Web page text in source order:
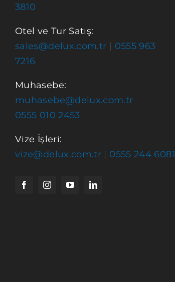
3810
Otel ve Tur Satış:
sales@delux.com.tr | 0555 963
7216
Muhasebe:
muhasebe@delux.com.tr
0555 010 2453
Vize İşleri:
vize@delux.com.tr | 0555 244 6081